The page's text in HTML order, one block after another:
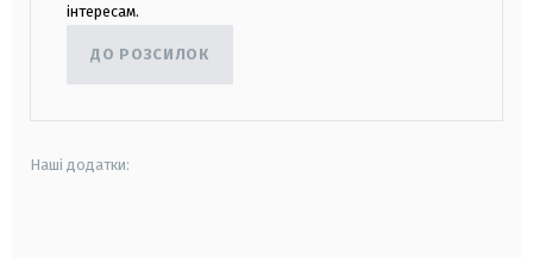
інтересам.
ДО РОЗСИЛОК
Наші додатки: